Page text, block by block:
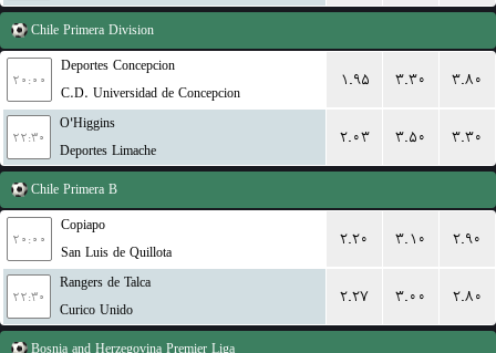
Chile Primera Division
۲۰:۰۰
Deportes Concepcion
C.D. Universidad de Concepcion
۱.۹۵ ۳.۳۰ ۳.۸۰
۲۲:۳۰
O'Higgins
Deportes Limache
۲.۰۳ ۳.۵۰ ۳.۳۰
Chile Primera B
۲۰:۰۰
Copiapo
San Luis de Quillota
۲.۲۰ ۳.۱۰ ۲.۹۰
۲۲:۳۰
Rangers de Talca
Curico Unido
۲.۲۷ ۳.۰۰ ۲.۸۰
Bosnia and Herzegovina Premier Liga